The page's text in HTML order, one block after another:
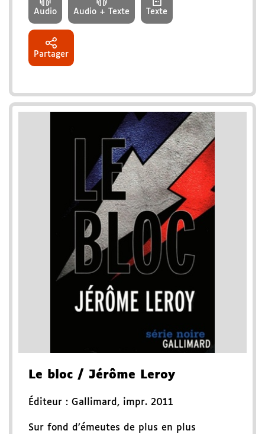
Audio Audio + Texte Texte
Partager
Le bloc / Jérôme Leroy
Éditeur : Gallimard , impr. 2011
Sur fond d’émeutes de plus en plus